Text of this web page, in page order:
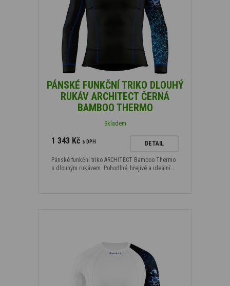
PÁNSKÉ FUNKČNÍ TRIKO DLOUHÝ
RUKÁV ARCHITECT ČERNÁ
BAMBOO THERMO
Skladem
1 343 Kč s DPH DETAIL
Pánské funkční triko ARCHITECT Bamboo Thermo
s dlouhým rukávem. Pohodlné, hřejivé a ideální…